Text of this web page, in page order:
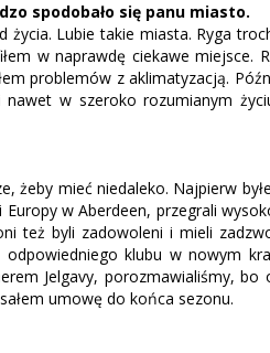
spodobało się panu miasto.
Lubie takie miasta. Ryga
w naprawdę ciekawe miejsce.
problemów z aklimatyzacją.
w szeroko rozumianym
żeby mieć niedaleko. Najpierw
w Aberdeen, przegrali
też byli zadowoleni i mieli
klubu w nowym
Jelgavy, porozmawialiśmy, bo
umowę do końca sezonu.